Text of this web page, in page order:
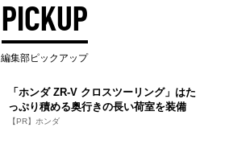
PICKUP
編集部ピックアップ
「ホンダ ZR-V クロスツーリング」はた
っぷり積める奥行きの長い荷室を装備
【PR】ホンダ